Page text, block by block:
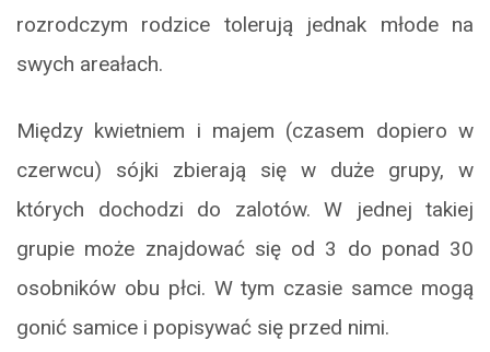
rozrodczym rodzice tolerują jednak młode na
swych areałach.
Między kwietniem i majem (czasem dopiero w
czerwcu) sójki zbierają się w duże grupy, w
których dochodzi do zalotów. W jednej takiej
grupie może znajdować się od 3 do ponad 30
osobników obu płci. W tym czasie samce mogą
gonić samice i popisywać się przed nimi.